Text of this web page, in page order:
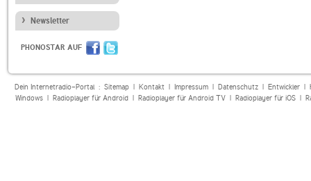
Newsletter
PHONOSTAR AUF
Dein Internetradio-Portal : Sitemap| Kontakt| Impressum| Datenschutz| Entwickler|
Windows| Radioplayer für Android| Radioplayer für Android TV| Radioplayer für iOS|